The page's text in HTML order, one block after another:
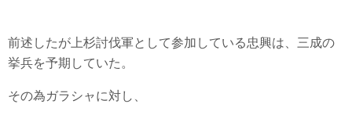
前述したが上杉討伐軍として参加している忠興は、三成の
挙兵を予期していた。
その為ガラシャに対し、